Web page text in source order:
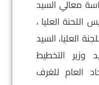
معالي السيد
اللحنة العليا ،
العليا، السيد
وزير التخطيط
العام للغرف